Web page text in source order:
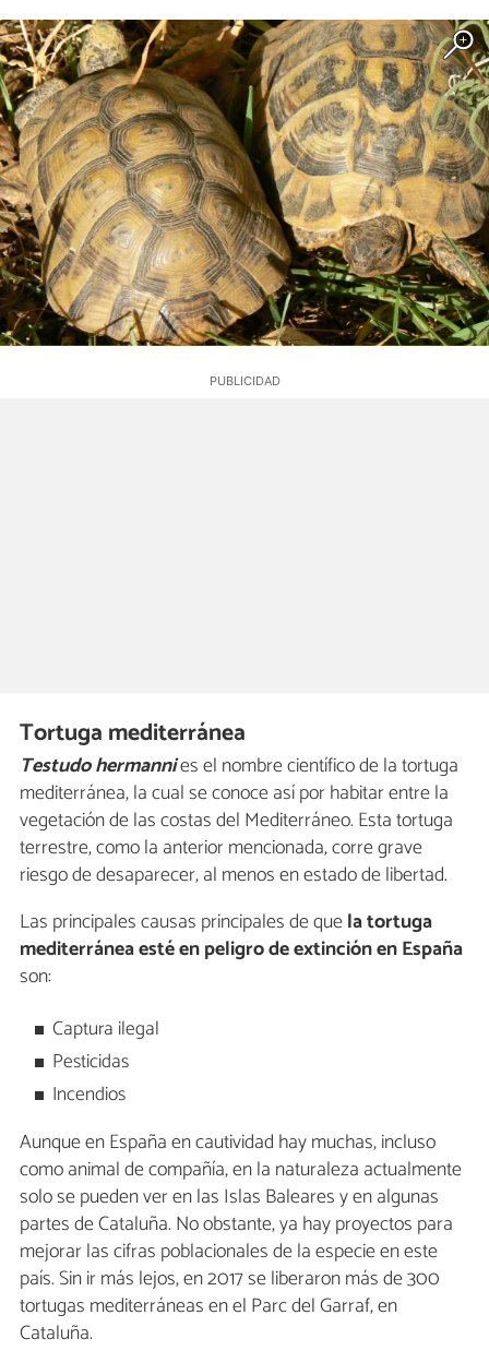
Tortuga mediterránea
Testudo hermannies el nombre científico de la tortuga
mediterránea, la cual se conoce así por habitar entre la
vegetación de las costas del Mediterráneo. Esta tortuga
terrestre, como la anterior mencionada, corre grave
riesgo de desaparecer, al menos en estado de libertad.
Las principales causas principales de quela tortuga
mediterránea esté en peligro de extinción en España
son:
Captura ilegal
Pesticidas
Incendios
Aunque en España en cautividad hay muchas, incluso
como animal de compañía, en la naturaleza actualmente
solo se pueden ver en las Islas Baleares y en algunas
partes de Cataluña. No obstante, ya hay proyectos para
mejorar las cifras poblacionales de la especie en este
país. Sin ir más lejos, en 2017 se liberaron más de 300
tortugas mediterráneas en el Parc del Garraf, en
Cataluña.